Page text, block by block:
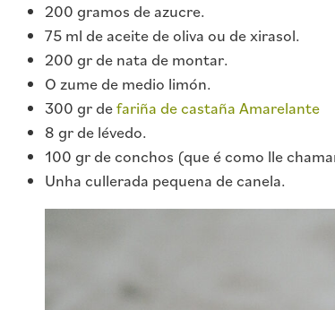
200 gramos de azucre.
75 ml de aceite de oliva ou de xirasol.
200 gr de nata de montar.
O zume de medio limón.
300 gr defariña de castaña Amarelante
8 gr de lévedo.
100 gr de conchos (que é como lle
Unha cullerada pequena de canela.